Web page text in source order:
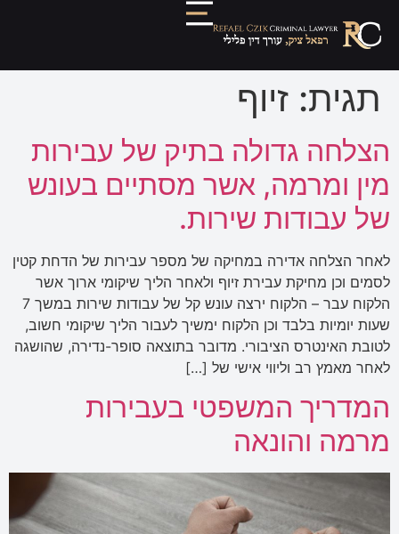
תגית: זיוף
הצלחה גדולה בתיק של עבירות
מין ומרמה, אשר מסתיים בעונש
של עבודות שירות.
לאחר הצלחה אדירה במחיקה של מספר עבירות של הדחת קטין
לסמים וכן מחיקת עבירת זיוף ולאחר הליך שיקומי ארוך אשר
הלקוח עבר – הלקוח ירצה עונש קל של עבודות שירות במשך 7
שעות יומיות בלבד וכן הלקוח ימשיך לעבור הליך שיקומי חשוב,
לטובת האינטרס הציבורי. מדובר בתוצאה סופר-נדירה, שהושגה
לאחר מאמץ רב וליווי אישי של […]
המדריך המשפטי בעבירות
מרמה והונאה